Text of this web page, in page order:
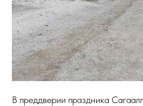
В преддверии праздника